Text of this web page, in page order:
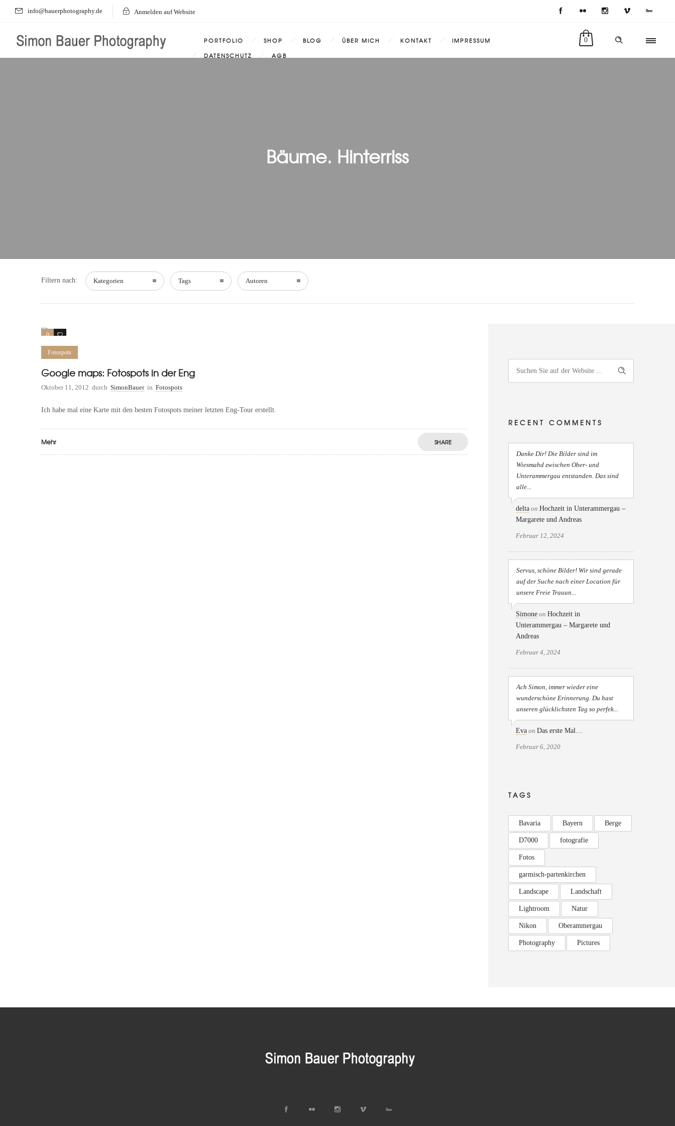
info@bauerphotography.de Anmelden auf Website
0
PORTFOLIO SHOP BLOG ÜBER MICH KONTAKT
IMPRESSUM
DATENSCHUTZ
AGB
Bäume. Hinterriss
Filtern nach: Kategorien Tags Autoren
0 0
Fotospots
Google maps: Fotospots in der Eng
Oktober 11, 2012 durch SimonBauer in Fotospots
Ich habe mal eine Karte mit den besten Fotospots meiner letzten Eng-Tour erstellt.
Mehr SHARE
RECENT COMMENTS
Danke Dir! Die Bilder sind im
Wiesmahd zwischen Ober- und
Unterammergau entstanden. Das sind
alle...
delta on Hochzeit in Unterammergau –
Margarete und Andreas
Februar 12, 2024
Servus, schöne Bilder! Wir sind gerade
auf der Suche nach einer Location für
unsere Freie Trauun...
Simone on Hochzeit in
Unterammergau – Margarete und
Andreas
Februar 4, 2024
Ach Simon, immer wieder eine
wunderschöne Erinnerung. Du hast
unseren glücklichsten Tag so perfek...
Eva on Das erste Mal…
Februar 6, 2020
TAGS
Bavaria Bayern Berge
D7000 fotografie
Fotos
garmisch-partenkirchen
Landscape Landschaft
Lightroom Natur
Nikon Oberammergau
Photography Pictures